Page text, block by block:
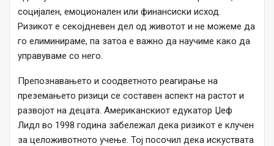
социјален, емоционален или финансиски исход.
Ризикот е секојдневен дел од животот и не можеме да
го елиминираме, па затоа е важно да научиме како да
управуваме со него.
Препознавањето и соодветното реагирање на
преземањето ризици се составен аспект на растот и
развојот на децата. Американскиот едукатор Џеф
Лидл во 1998 година забележал дека ризикот е клучен
за целоживотното учење. Тој посочил дека искуствата